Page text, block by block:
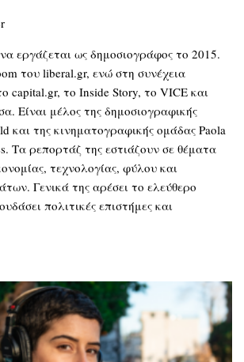
εργάζεται ως δημοσιογράφος το 2015.
του liberal.gr, ενώ στη συνέχεια
capital.gr, το Inside Story, το VICE και
Είναι μέλος της δημοσιογραφικής
και της κινηματογραφικής ομάδας Paola
Τα ρεπορτάζ της εστιάζουν σε θέματα
τεχνολογίας, φύλου και
Γενικά της αρέσει το ελεύθερο
πολιτικές επιστήμες και